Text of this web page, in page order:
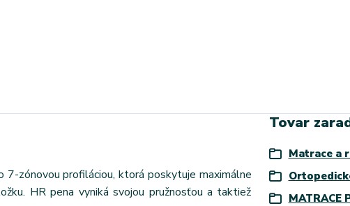
zónovou profiláciou, ktorá poskytuje maximálne
HR pena vyniká svojou pružnosťou a taktiež
Tovar
Matrace a
MATRACE